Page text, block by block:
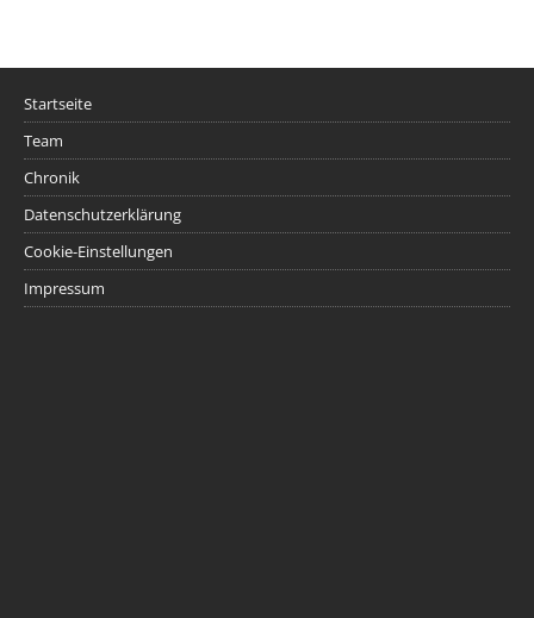
Startseite
Team
Chronik
Datenschutzerklärung
Cookie-Einstellungen
Impressum